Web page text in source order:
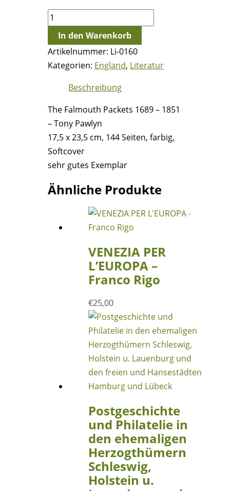
The
Falmouth
Packets
1689
–
Tony
Pawlyn
Menge
In den Warenkorb
Artikelnummer: Li-0160
Kategorien: England, Literatur
Beschreibung
The Falmouth Packets 1689 – 1851
– Tony Pawlyn
17,5 x 23,5 cm, 144 Seiten, farbig,
Softcover
sehr gutes Exemplar
Ähnliche Produkte
VENEZIA PER
L’EUROPA –
Franco Rigo
€25,00
Postgeschichte
und Philatelie in
den ehemaligen
Herzogthümern
Schleswig,
Holstein u.